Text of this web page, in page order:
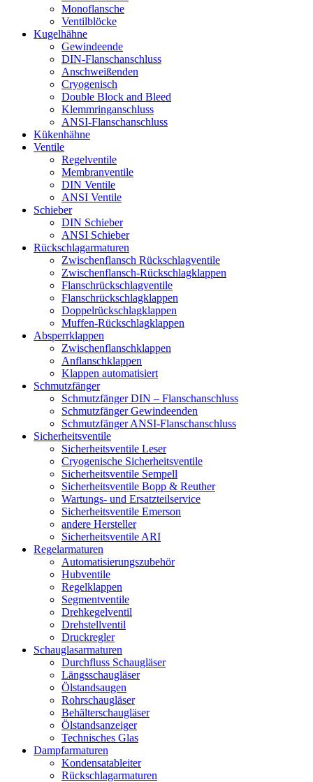
Monoflansche
Ventilblöcke
Kugelhähne
Gewindeende
DIN-Flanschanschluss
Anschweißenden
Cryogenisch
Double Block and Bleed
Klemmringanschluss
ANSI-Flanschanschluss
Kükenhähne
Ventile
Regelventile
Membranventile
DIN Ventile
ANSI Ventile
Schieber
DIN Schieber
ANSI Schieber
Rückschlag­armaturen
Zwischenflansch Rückschlagventile
Zwischenflansch-Rückschlagklappen
Flanschrückschlagventile
Flanschrückschlagklappen
Doppelrückschlagklappen
Muffen-Rückschlagklappen
Absperrklappen
Zwischenflanschklappen
Anflanschklappen
Klappen automatisiert
Schmutzfänger
Schmutzfänger DIN – Flanschanschluss
Schmutzfänger Gewindeenden
Schmutzfänger ANSI-Flanschanschluss
Sicherheitsventile
Sicherheitsventile Leser
Cryogenische Sicherheitsventile
Sicherheitsventile Sempell
Sicherheitsventile Bopp & Reuther
Wartungs- und Ersatzteilservice
Sicherheitsventile Emerson
andere Hersteller
Sicherheitsventile ARI
Regelarmaturen
Automatisierungszubehör
Hubventile
Regelklappen
Segmentventile
Drehkegelventil
Drehstellventil
Druckregler
Schauglas­armaturen
Durchfluss Schaugläser
Längsschaugläser
Ölstandsaugen
Rohrschaugläser
Behälterschaugläser
Ölstandsanzeiger
Technisches Glas
Dampfarmaturen
Kondensatableiter
Rückschlagarmaturen